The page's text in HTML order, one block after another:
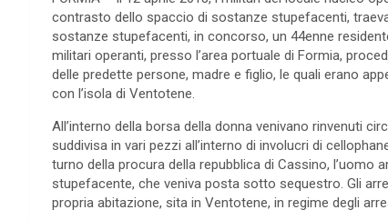
contrasto dello spaccio di sostanze stupefacenti,
sostanze stupefacenti, in concorso, un 44enne
militari operanti, presso l’area portuale di Formia,
delle predette persone, madre e figlio, le quali erano
con l’isola di Ventotene.
All’interno della borsa della donna venivano rinvenuti
suddivisa in vari pezzi all’interno di involucri di
turno della procura della repubblica di Cassino,
stupefacente, che veniva posta sotto sequestro. Gli
propria abitazione, sita in Ventotene, in regime degli